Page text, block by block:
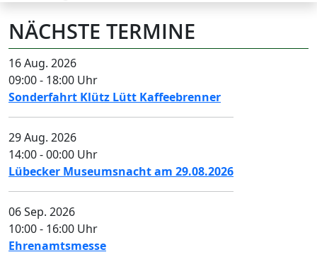
NÄCHSTE TERMINE
16 Aug. 2026
09:00- 18:00 Uhr
Sonderfahrt Klütz Lütt Kaffeebrenner
29 Aug. 2026
14:00-00:00 Uhr
Lübecker Museumsnacht am 29.08.2026
06 Sep. 2026
10:00- 16:00 Uhr
Ehrenamtsmesse